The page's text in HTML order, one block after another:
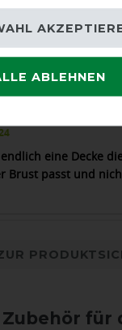
eine Decke
Brust passt und
für
ABLEHNEN